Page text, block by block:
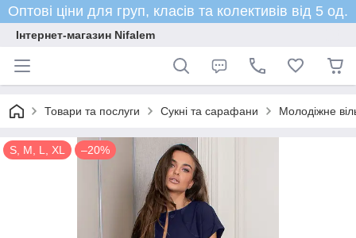
Оптові ціни для груп, класів та колективів від 5 од.
Інтернет-магазин Nifalem
Товари та послуги Сукні та сарафани Молодіжне
S, M, L, XL –20%